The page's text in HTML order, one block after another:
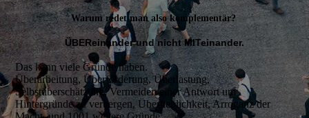
Warum redet man also komplementär?
ÜBEReinander und nicht MITeinander.
Das kann viele Gründe haben.
Überarbeitung, Überforderung, Überlastung,
Selbstüberschätzung, Vermeiden einer Antwort um
Hintergründe zu verbergen, Überheblichkeit, Arroganz der